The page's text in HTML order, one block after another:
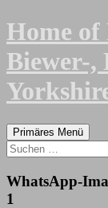
Zum
Inhalt
springen
Home
Biewer-,
Suchen
Primäres Menü
Suchen
nach:
WhatsApp-
1